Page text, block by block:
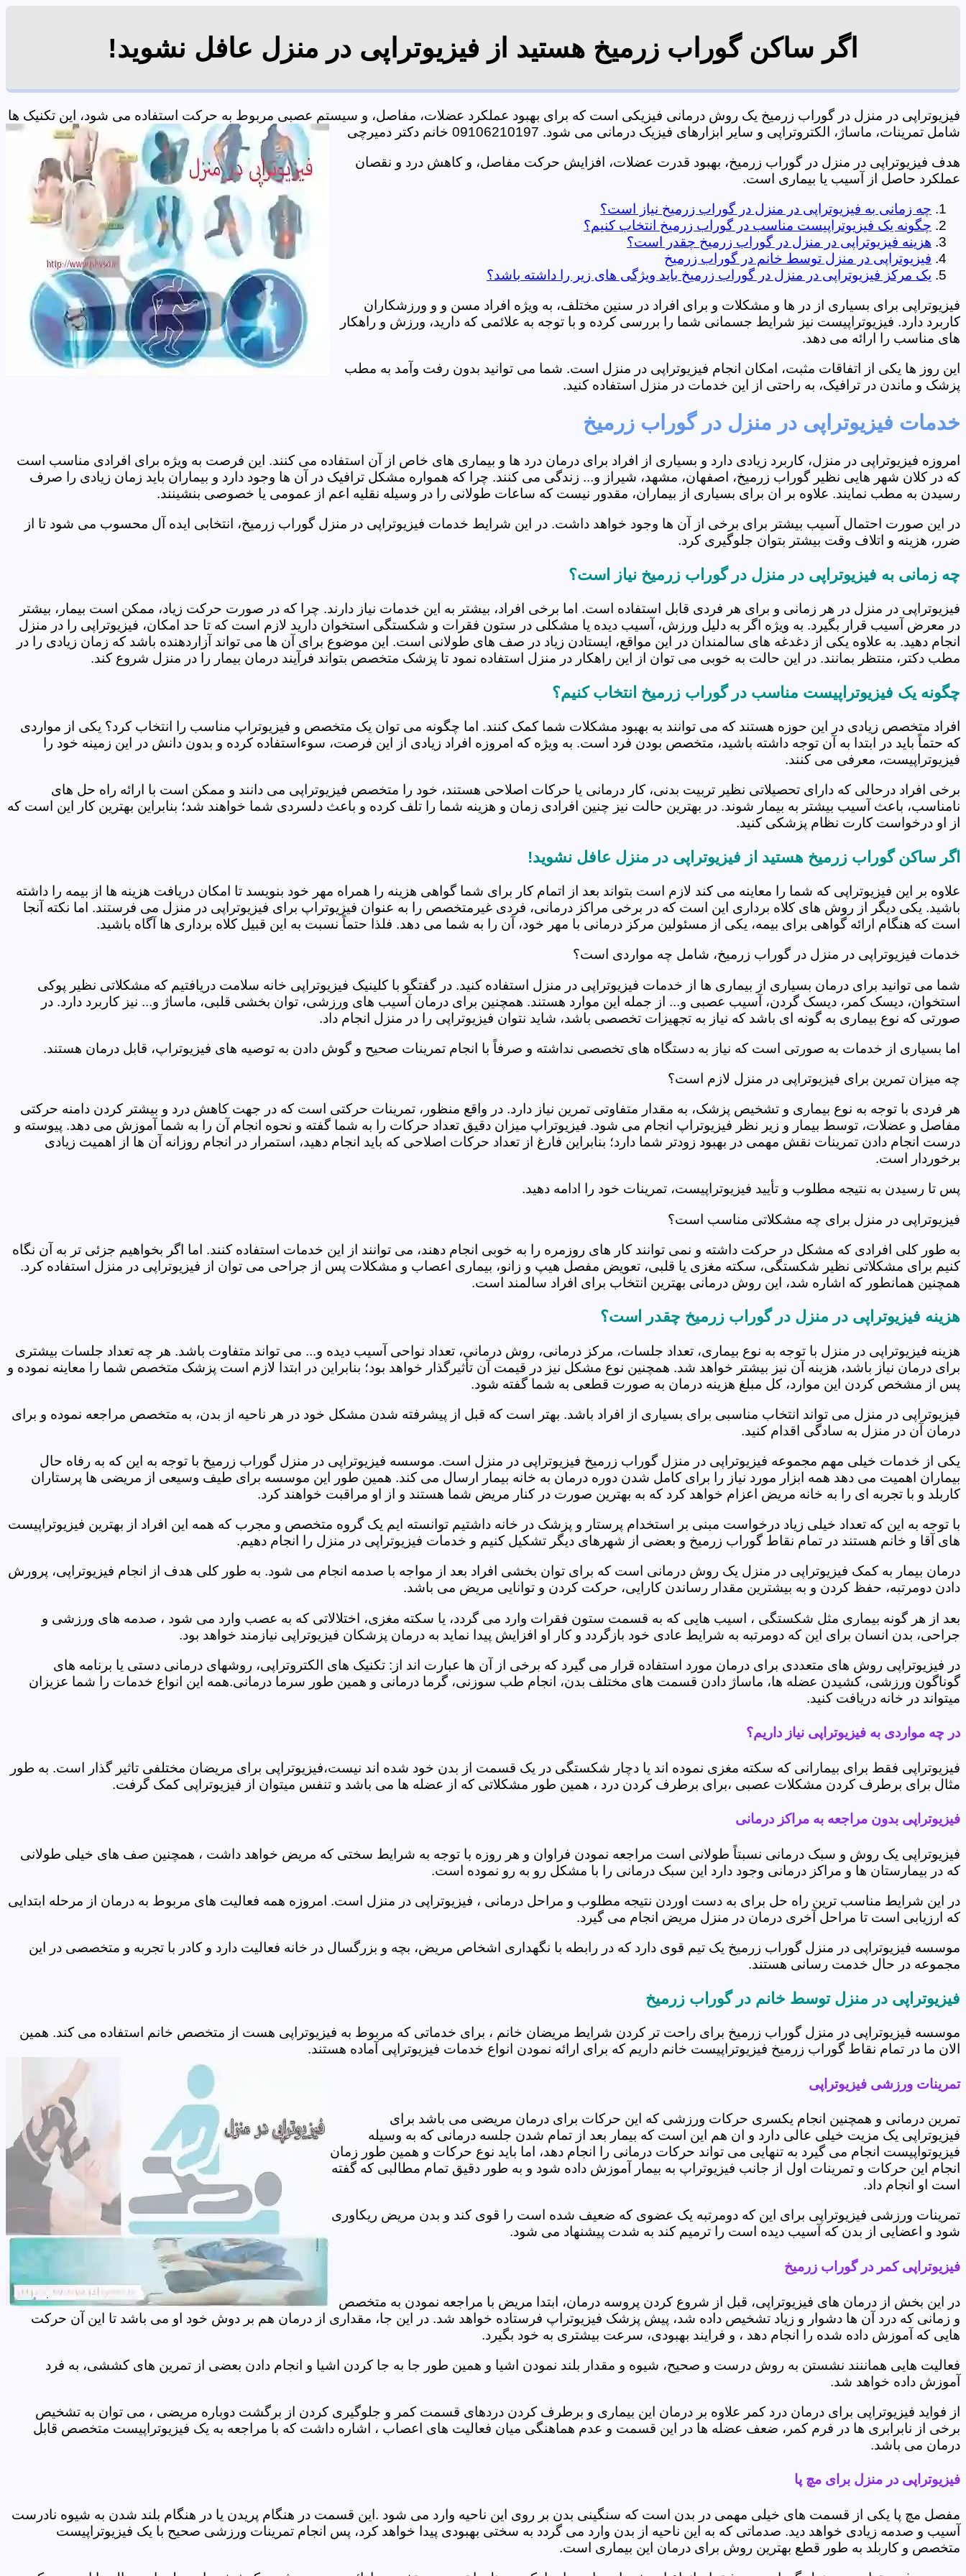
اگر ساکن گوراب زرمیخ هستید از فیزیوتراپی در منزل عافل نشوید!
فیزیوتراپی در منزل در گوراب زرمیخ یک روش درمانی فیزیکی است که برای بهبود عملکرد عضلات، مفاصل، و سیستم عصبی مربوط به حرکت استفاده می شود، این تکنیک ها
شامل تمرینات، ماساژ، الکتروتراپی و سایر ابزارهای فیزیک درمانی می شود. 09106210197 خانم دکتر دمیرچی
هدف فیزیوتراپی در منزل در گوراب زرمیخ، بهبود قدرت عضلات، افزایش حرکت مفاصل، و کاهش درد و نقصان
عملکرد حاصل از آسیب یا بیماری است.
چه زمانی به فیزیوتراپی در منزل در گوراب زرمیخ نیاز است؟
چگونه یک فیزیوتراپیست مناسب در گوراب زرمیخ انتخاب کنیم؟
هزینه فیزیوتراپی در منزل در گوراب زرمیخ چقدر است؟
فیزیوتراپی در منزل توسط خانم در گوراب زرمیخ
یک مرکز فیزیوتراپی در منزل در گوراب زرمیخ باید ویژگی های زیر را داشته باشد؟
فیزیوتراپی برای بسیاری از در ها و مشکلات و برای افراد در سنین مختلف، به ویژه افراد مسن و و ورزشکاران
کاربرد دارد. فیزیوتراپیست نیز شرایط جسمانی شما را بررسی کرده و با توجه به علائمی که دارید، ورزش و راهکار
های مناسب را ارائه می دهد.
این روز ها یکی از اتفاقات مثبت، امکان انجام فیزیوتراپی در منزل است. شما می توانید بدون رفت وآمد به مطب
پزشک و ماندن در ترافیک، به راحتی از این خدمات در منزل استفاده کنید.
خدمات فیزیوتراپی در منزل در گوراب زرمیخ
امروزه فیزیوتراپی در منزل، کاربرد زیادی دارد و بسیاری از افراد برای درمان درد ها و بیماری های خاص از آن استفاده می کنند. این فرصت به ویژه برای افرادی مناسب است
که در کلان شهر هایی نظیر گوراب زرمیخ، اصفهان، مشهد، شیراز و... زندگی می کنند. چرا که همواره مشکل ترافیک در آن ها وجود دارد و بیماران باید زمان زیادی را صرف
رسیدن به مطب نمایند. علاوه بر ان برای بسیاری از بیماران، مقدور نیست که ساعات طولانی را در وسیله نقلیه اعم از عمومی یا خصوصی بنشینند.
در این صورت احتمال آسیب بیشتر برای برخی از آن ها وجود خواهد داشت. در این شرایط خدمات فیزیوتراپی در منزل گوراب زرمیخ، انتخابی ایده آل محسوب می شود تا از
ضرر، هزینه و اتلاف وقت بیشتر بتوان جلوگیری کرد.
چه زمانی به فیزیوتراپی در منزل در گوراب زرمیخ نیاز است؟
فیزیوتراپی در منزل در هر زمانی و برای هر فردی قابل استفاده است. اما برخی افراد، بیشتر به این خدمات نیاز دارند. چرا که در صورت حرکت زیاد، ممکن است بیمار، بیشتر
در معرض آسیب قرار بگیرد. به ویژه اگر به دلیل ورزش، آسیب دیده یا مشکلی در ستون فقرات و شکستگی استخوان دارید لازم است که تا حد امکان، فیزیوتراپی را در منزل
انجام دهید. به علاوه یکی از دغدغه های سالمندان در این مواقع، ایستادن زیاد در صف های طولانی است. این موضوع برای آن ها می تواند آزاردهنده باشد که زمان زیادی را در
مطب دکتر، منتظر بمانند. در این حالت به خوبی می توان از این راهکار در منزل استفاده نمود تا پزشک متخصص بتواند فرآیند درمان بیمار را در منزل شروع کند.
چگونه یک فیزیوتراپیست مناسب در گوراب زرمیخ انتخاب کنیم؟
افراد متخصص زیادی در این حوزه هستند که می توانند به بهبود مشکلات شما کمک کنند. اما چگونه می توان یک متخصص و فیزیوتراپ مناسب را انتخاب کرد؟ یکی از مواردی
که حتماً باید در ابتدا به آن توجه داشته باشید، متخصص بودن فرد است. به ویژه که امروزه افراد زیادی از این فرصت، سوءاستفاده کرده و بدون دانش در این زمینه خود را
فیزیوتراپیست، معرفی می کنند.
برخی افراد درحالی که دارای تحصیلاتی نظیر تربیت بدنی، کار درمانی یا حرکات اصلاحی هستند، خود را متخصص فیزیوتراپی می دانند و ممکن است با ارائه راه حل های
نامناسب، باعث آسیب بیشتر به بیمار شوند. در بهترین حالت نیز چنین افرادی زمان و هزینه شما را تلف کرده و باعث دلسردی شما خواهند شد؛ بنابراین بهترین کار این است که
از او درخواست کارت نظام پزشکی کنید.
اگر ساکن گوراب زرمیخ هستید از فیزیوتراپی در منزل عافل نشوید!
علاوه بر این فیزیوتراپی که شما را معاینه می کند لازم است بتواند بعد از اتمام کار برای شما گواهی هزینه را همراه مهر خود بنویسد تا امکان دریافت هزینه ها از بیمه را داشته
باشید. یکی دیگر از روش های کلاه برداری این است که در برخی مراکز درمانی، فردی غیرمتخصص را به عنوان فیزیوتراپ برای فیزیوتراپی در منزل می فرستند. اما نکته آنجا
است که هنگام ارائه گواهی برای بیمه، یکی از مسئولین مرکز درمانی با مهر خود، آن را به شما می دهد. فلذا حتماً نسبت به این قبیل کلاه برداری ها آگاه باشید.
خدمات فیزیوتراپی در منزل در گوراب زرمیخ، شامل چه مواردی است؟
شما می توانید برای درمان بسیاری از بیماری ها از خدمات فیزیوتراپی در منزل استفاده کنید. در گفتگو با کلینیک فیزیوتراپی خانه سلامت دریافتیم که مشکلاتی نظیر پوکی
استخوان، دیسک کمر، دیسک گردن، آسیب عصبی و... از جمله این موارد هستند. همچنین برای درمان آسیب های ورزشی، توان بخشی قلبی، ماساژ و... نیز کاربرد دارد. در
صورتی که نوع بیماری به گونه ای باشد که نیاز به تجهیزات تخصصی باشد، شاید نتوان فیزیوتراپی را در منزل انجام داد.
اما بسیاری از خدمات به صورتی است که نیاز به دستگاه های تخصصی نداشته و صرفاً با انجام تمرینات صحیح و گوش دادن به توصیه های فیزیوتراپ، قابل درمان هستند.
چه میزان تمرین برای فیزیوتراپی در منزل لازم است؟
هر فردی با توجه به نوع بیماری و تشخیص پزشک، به مقدار متفاوتی تمرین نیاز دارد. در واقع منظور، تمرینات حرکتی است که در جهت کاهش درد و بیشتر کردن دامنه حرکتی
مفاصل و عضلات، توسط بیمار و زیر نظر فیزیوتراپ انجام می شود. فیزیوتراپ میزان دقیق تعداد حرکات را به شما گفته و نحوه انجام آن را به شما آموزش می دهد. پیوسته و
درست انجام دادن تمرینات نقش مهمی در بهبود زودتر شما دارد؛ بنابراین فارغ از تعداد حرکات اصلاحی که باید انجام دهید، استمرار در انجام روزانه آن ها از اهمیت زیادی
برخوردار است.
پس تا رسیدن به نتیجه مطلوب و تأیید فیزیوتراپیست، تمرینات خود را ادامه دهید.
فیزیوتراپی در منزل برای چه مشکلاتی مناسب است؟
به طور کلی افرادی که مشکل در حرکت داشته و نمی توانند کار های روزمره را به خوبی انجام دهند، می توانند از این خدمات استفاده کنند. اما اگر بخواهیم جزئی تر به آن نگاه
کنیم برای مشکلاتی نظیر شکستگی، سکته مغزی یا قلبی، تعویض مفصل هیپ و زانو، بیماری اعصاب و مشکلات پس از جراحی می توان از فیزیوتراپی در منزل استفاده کرد.
همچنین همانطور که اشاره شد، این روش درمانی بهترین انتخاب برای افراد سالمند است.
هزینه فیزیوتراپی در منزل در گوراب زرمیخ چقدر است؟
هزینه فیزیوتراپی در منزل با توجه به نوع بیماری، تعداد جلسات، مرکز درمانی، روش درمانی، تعداد نواحی آسیب دیده و... می تواند متفاوت باشد. هر چه تعداد جلسات بیشتری
برای درمان نیاز باشد، هزینه آن نیز بیشتر خواهد شد. همچنین نوع مشکل نیز در قیمت آن تأثیرگذار خواهد بود؛ بنابراین در ابتدا لازم است پزشک متخصص شما را معاینه نموده و
پس از مشخص کردن این موارد، کل مبلغ هزینه درمان به صورت قطعی به شما گفته شود.
فیزیوتراپی در منزل می تواند انتخاب مناسبی برای بسیاری از افراد باشد. بهتر است که قبل از پیشرفته شدن مشکل خود در هر ناحیه از بدن، به متخصص مراجعه نموده و برای
درمان آن در منزل به سادگی اقدام کنید.
یکی از خدمات خیلی مهم مجموعه فیزیوتراپی در منزل گوراب زرمیخ فیزیوتراپی در منزل است. موسسه فیزیوتراپی در منزل گوراب زرمیخ با توجه به این که به رفاه حال
بیماران اهمیت می دهد همه ابزار مورد نیاز را برای کامل شدن دوره درمان به خانه بیمار ارسال می کند. همین طور این موسسه برای طیف وسیعی از مریضی ها پرستاران
کاربلد و با تجربه ای را به خانه مریض اعزام خواهد کرد که به بهترین صورت در کنار مریض شما هستند و از او مراقبت خواهند کرد.
با توجه به این که تعداد خیلی زیاد درخواست مبنی بر استخدام پرستار و پزشک در خانه داشتیم توانسته ایم یک گروه متخصص و مجرب که همه این افراد از بهترین فیزیوتراپیست
های آقا و خانم هستند در تمام نقاط گوراب زرمیخ و بعضی از شهرهای دیگر تشکیل کنیم و خدمات فیزیوتراپی در منزل را انجام دهیم.
درمان بیمار به کمک فیزیوتراپی در منزل یک روش درمانی است که برای توان بخشی افراد بعد از مواجه با صدمه انجام می شود. به طور کلی هدف از انجام فیزیوتراپی، پرورش
دادن دومرتبه، حفظ کردن و به بیشترین مقدار رساندن کارایی، حرکت کردن و توانایی مریض می باشد.
بعد از هر گونه بیماری مثل شکستگی ، اسیب هایی که به قسمت ستون فقرات وارد می گردد، یا سکته مغزی، اختلالاتی که به عصب وارد می شود ، صدمه های ورزشی و
جراحی، بدن انسان برای این که دومرتبه به شرایط عادی خود بازگردد و کار او افزایش پیدا نماید به درمان پزشکان فیزیوتراپی نیازمند خواهد بود.
در فیزیوتراپی روش های متعددی برای درمان مورد استفاده قرار می گیرد که برخی از آن ها عبارت اند از: تکنیک های الکتروتراپی، روشهای درمانی دستی یا برنامه های
گوناگون ورزشی، کشیدن عضله ها، ماساژ دادن قسمت های مختلف بدن، انجام طب سوزنی، گرما درمانی و همین طور سرما درمانی.همه این انواع خدمات را شما عزیزان
میتواند در خانه دریافت کنید.
در چه مواردی به فیزیوتراپی نیاز داریم؟
فیزیوتراپی فقط برای بیمارانی که سکته مغزی نموده اند یا دچار شکستگی در یک قسمت از بدن خود شده اند نیست،فیزیوتراپی برای مریضان مختلفی تاثیر گذار است. به طور
مثال برای برطرف کردن مشکلات عصبی ،برای برطرف کردن درد ، همین طور مشکلاتی که از عضله ها می باشد و تنفس میتوان از فیزیوتراپی کمک گرفت.
فیزیوتراپی بدون مراجعه به مراکز درمانی
فیزیوتراپی یک روش و سبک درمانی نسبتاً طولانی است مراجعه نمودن فراوان و هر روزه با توجه به شرایط سختی که مریض خواهد داشت ، همچنین صف های خیلی طولانی
که در بیمارستان ها و مراکز درمانی وجود دارد این سبک درمانی را با مشکل رو به رو نموده است.
در این شرایط مناسب ترین راه حل برای به دست اوردن نتیجه مطلوب و مراحل درمانی ، فیزیوتراپی در منزل است. امروزه همه فعالیت های مربوط به درمان از مرحله ابتدایی
که ارزیابی است تا مراحل آخری درمان در منزل مریض انجام می گیرد.
موسسه فیزیوتراپی در منزل گوراب زرمیخ یک تیم قوی دارد که در رابطه با نگهداری اشخاص مریض، بچه و بزرگسال در خانه فعالیت دارد و کادر با تجربه و متخصصی در این
مجموعه در حال خدمت رسانی هستند.
فیزیوتراپی در منزل توسط خانم در گوراب زرمیخ
موسسه فیزیوتراپی در منزل گوراب زرمیخ برای راحت تر کردن شرایط مریضان خانم ، برای خدماتی که مربوط به فیزیوتراپی هست از متخصص خانم استفاده می کند. همین
الان ما در تمام نقاط گوراب زرمیخ فیزیوتراپیست خانم داریم که برای ارائه نمودن انواع خدمات فیزیوتراپی آماده هستند.
تمرینات ورزشی فیزیوتراپی
تمرین درمانی و همچنین انجام یکسری حرکات ورزشی که این حرکات برای درمان مریضی می باشد برای
فیزیوتراپی یک مزیت خیلی عالی دارد و ان هم این است که بیمار بعد از تمام شدن جلسه درمانی که به وسیله
فیزیوتواپیست انجام می گیرد به تنهایی می تواند حرکات درمانی را انجام دهد، اما باید نوع حرکات و همین طور زمان
انجام این حرکات و تمرینات اول از جانب فیزیوتراپ به بیمار آموزش داده شود و به طور دقیق تمام مطالبی که گفته
است او انجام داد.
تمرینات ورزشی فیزیوتراپی برای این که دومرتبه یک عضوی که ضعیف شده است را قوی کند و بدن مریض ریکاوری
شود و اعضایی از بدن که آسیب دیده است را ترمیم کند به شدت پیشنهاد می شود.
فیزیوتراپی کمر در گوراب زرمیخ
در این بخش از درمان های فیزیوتراپی، قبل از شروع کردن پروسه درمان، ابتدا مریض با مراجعه نمودن به متخصص
و زمانی که درد آن ها دشوار و زیاد تشخیص داده شد، پیش پزشک فیزیوتراپ فرستاده خواهد شد. در این جا، مقداری از درمان هم بر دوش خود او می باشد تا این آن حرکت
هایی که آموزش داده شده را انجام دهد ، و فرایند بهبودی، سرعت بیشتری به خود بگیرد.
فعالیت هایی هماننند نشستن به روش درست و صحیح، شیوه و مقدار بلند نمودن اشیا و همین طور جا به جا کردن اشیا و انجام دادن بعضی از تمرین های کششی، به فرد
آموزش داده خواهد شد.
از فواید فیزیوتراپی برای درمان درد کمر علاوه بر درمان این بیماری و برطرف کردن دردهای قسمت کمر و جلوگیری کردن از برگشت دوباره مریضی ، می توان به تشخیص
برخی از نابرابری ها در فرم کمر، ضعف عضله ها در این قسمت و عدم هماهنگی میان فعالیت های اعصاب ، اشاره داشت که با مراجعه به یک فیزیوتراپیست متخصص قابل
درمان می باشد.
فیزیوتراپی در منزل برای مچ پا
مفصل مچ پا یکی از قسمت های خیلی مهمی در بدن است که سنگینی بدن بر روی این ناحیه وارد می شود .این قسمت در هنگام پریدن یا در هنگام بلند شدن به شیوه نادرست
آسیب و صدمه زیادی خواهد دید. صدماتی که به این ناحیه از بدن وارد می گردد به سختی بهبودی پیدا خواهد کرد، پس انجام تمرینات ورزشی صحیح با یک فیزیوتراپیست
متخصص و کاربلد به طور قطع بهترین روش برای درمان این بیماری است.